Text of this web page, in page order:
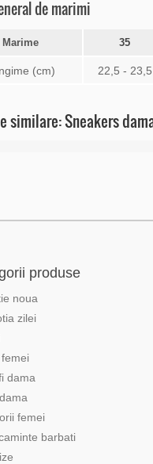
de marimi
Marime 35
(cm) 22,5 - 23,5
similare: Sneakers
produse
noua
zilei
dama
femei
barbati